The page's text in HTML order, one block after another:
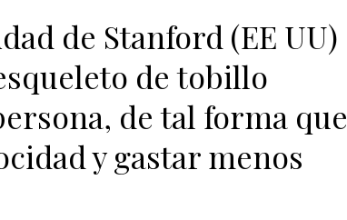
de Stanford (EE UU)
de tobillo
de tal forma que
y gastar menos